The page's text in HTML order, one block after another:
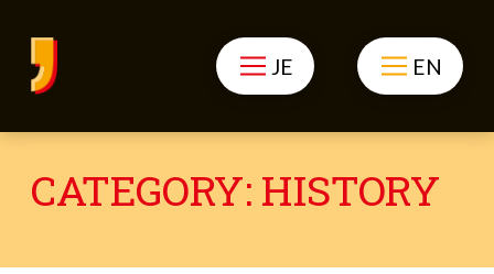
JE EN
CATEGORY: HISTORY